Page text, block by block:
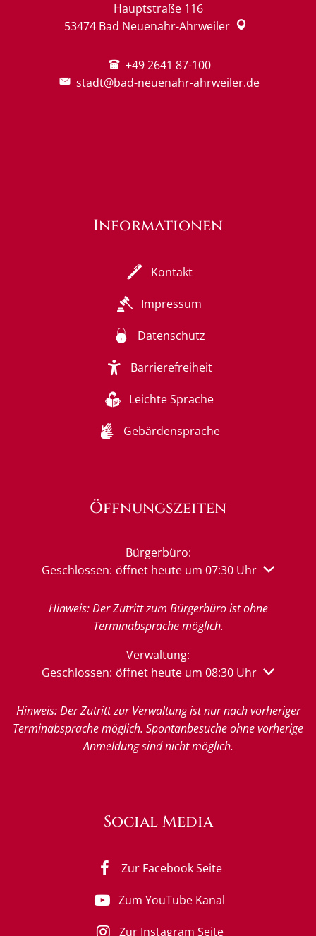
Hauptstraße 116
53474 Bad Neuenahr-Ahrweiler
+49 2641 87-100
stadt@bad-neuenahr-ahrweiler.de
Informationen
Kontakt
Impressum
Datenschutz
Barrierefreiheit
Leichte Sprache
Gebärdensprache
Öffnungszeiten
Bürgerbüro:
Klicken, um weitere Öffnungs- oder Schließzeiten
Geschlossen: öffnet heute um 07:30 Uhr
Hinweis: Der Zutritt zum Bürgerbüro ist ohne
Terminabsprache möglich.
Verwaltung:
Klicken, um weitere Öffnungs- oder Schließzeiten
Geschlossen: öffnet heute um 08:30 Uhr
Hinweis: Der Zutritt zur Verwaltung ist nur nach vorheriger
Terminabsprache möglich. Spontanbesuche ohne vorherige
Anmeldung sind nicht möglich.
Social Media
Zur Facebook Seite
Zum YouTube Kanal
Zur Instagram Seite